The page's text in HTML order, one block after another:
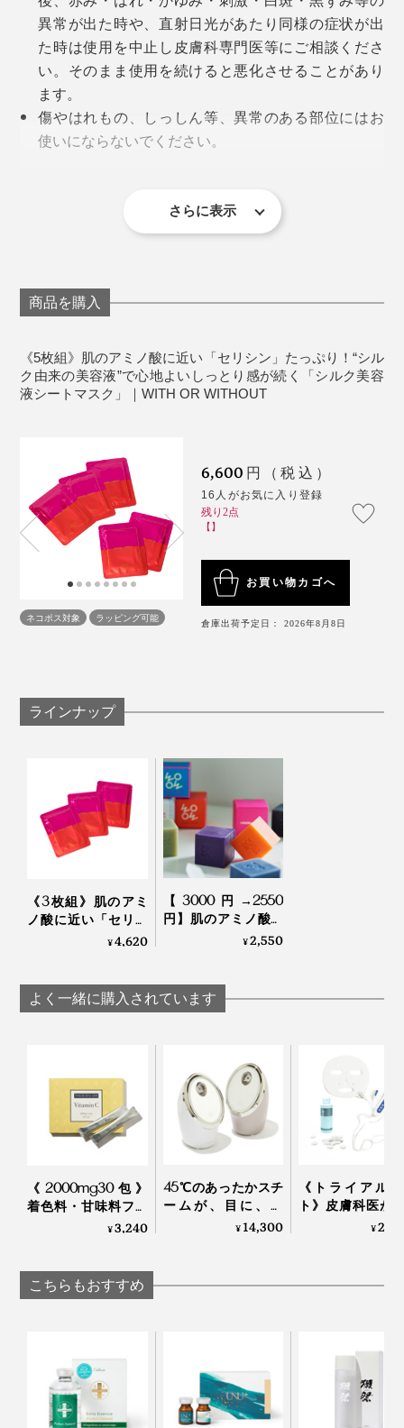
桐生市内の自社ラボで養蚕（左写真）。カイコが繭をつくった時に残る糸、繭毛
養蚕業では、捨てるしかなかった繭毛羽から、特許技術
でセリシンを抽出し、シートマスクの美容液をつくって
原料から地場でつくっている、まさにメイド・イン・桐
世の中にシルクを使ったコスメはいくつもありますが、
ブランド自らがカイコを育てて、原料からつくっている
「桐生市内にある、私たちのラボでは、2021年に
ててきました。
2023年には、90,000頭を目指していて、卵から育てる
エサとなる桑の葉も、桑畑が減りつづけているので、自
社で2000本の桑の木を植えて、育てています。
2026年には、すべて畑で育てた桑を与えて、360,000頭
のカイコ（約108kg分の絹糸）の飼育を目指していま
す」と高嶋氏。
さらに、日本国内だけでなく、人口が増え続けている東
南アジアでの販売をめざして、シンガポールにも事業所
を設立。2022年4月からは移住して、海外での事業展開
をはじめています。
群馬・桐生産のシルク石鹸、シルク美容液シートマスク
から、世界の未来へ繋がっていく道のりは、まるで“現
ルク復興への道を、いっしょに歩きませんか？
パックしている間も、いやなベタつき感を、まず感じま
せん。
それでいて、しっとりしたうるおいは続きます。パック
中にはがれやすいマスクも、あごの先まで、しっかり密
着したまま。
家族と話して笑ったり、ドライヤーで髪の毛を乾かした
りしても、マスクの端までうるおったままでした。
たっぷりのシルク美容液を、キープし続けているのは、
細さしかない、ココナッツ由来の極細繊維です。
極細のバイオセルロースでつくった極薄シートだから、
凹凸のある目元や口周り、あごの先までピッタリ覆っ
まず、マスクを広げたり、はがしたりが、実にスムー
保護シート・バイオセルロースマスク・保護シートとい
いたのですが、これほどすんなりはがせるシートマスク
は、初めてでした。
マスクを貼った後、手に残ったシルク美容液を、広げる
たびに、肌にスーッとしみ込んでいくみたい。ベタつき
がなく、気持ちよいしっとり感が続きます。
る感じ。でも、マスクが乾いてはがれたりもしませんで
した。
同じく、このシートマスクを試したMONOCOスタッフ
たちも、
「パックしたまま、パソコンで仕事できた」
「ドライヤーで髪を乾かしても、はがれてこなかった」
と、「はがれにくい」という声がほとんど。人によって
異常が出た時や、直射日光があたり同様の症状が出
た時は使用を中止し皮膚科専門医等にご相談くださ
い。そのまま使用を続けると悪化させることがあり
ます。
傷やはれもの、しっしん等、異常のある部位にはお
使いにならないでください。
に若干のバラつきがあります。また、美容液にも天
然成分を使用しているため、原料のにおいがある場
《商品仕様》
全成分：水・プロパンジオール・乳酸桿菌/ダイコン
根発酵液・グリセリン・PEG/PPG/ポリブチレングリ
コール-8/5/3 グリセリン・PPG-28プラス35・ペンチ
ン酸Na・グリチルリチン酸2K.ナイアシンアミド・ヒ
アルロン酸Na・(アスコルビル/トコフェリルリン酸K.
アセチルヒアルロン酸Na・チューベロース多糖体・
BG・PPG-13デシルテトラデセス-24・香料・スクワ
ラン・オレイルアルコール・エチルヘキシルグリセ
リン・アスペルギルス培養物
さらに表示
商品を購入
《5枚組》肌のアミノ酸に近い「セリシン」たっぷり！“シル
ク由来の美容液”で心地よいしっとり感が続く「シルク美容
液シートマスク」｜WITH OR WITHOUT
ネコポス対象 ラッピング可能
6,600 円（税込）
16人がお気に入り登録
残り2点
【】
お買い物カゴへ
倉庫出荷予定日： 2026年8月8日
ラインナップ
《3枚組》肌のアミ
ノ酸に近い「セリシ
ン」たっぷり！“シル
続く「シルク美容液
シートマスク」｜
¥4,620
【3000円→2550
円】肌のアミノ酸に
近い「セリシン」た
てしっとりする自然
派石鹸｜WITH OR
¥2,550
よく一緒に購入されています
《2000mg30包》
着色料・甘味料フリ
ー、高純度VitaminC
¥3,240
45℃のあったかスチ
ームが、目に、肌
に、気持ちいい“顔だ
¥14,300
《トライアル
ト》皮膚科医が
した、1回30秒
¥
こちらもおすすめ